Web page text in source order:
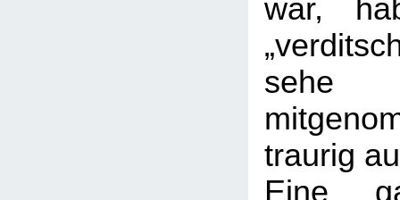
war,
sehe
traurig
Eine